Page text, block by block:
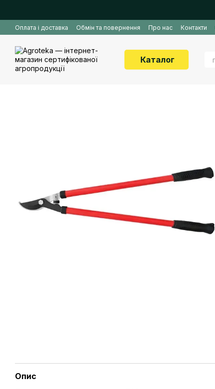
Оплата і доставка Обмін та повернення Про нас Контакти
Каталог
Опис